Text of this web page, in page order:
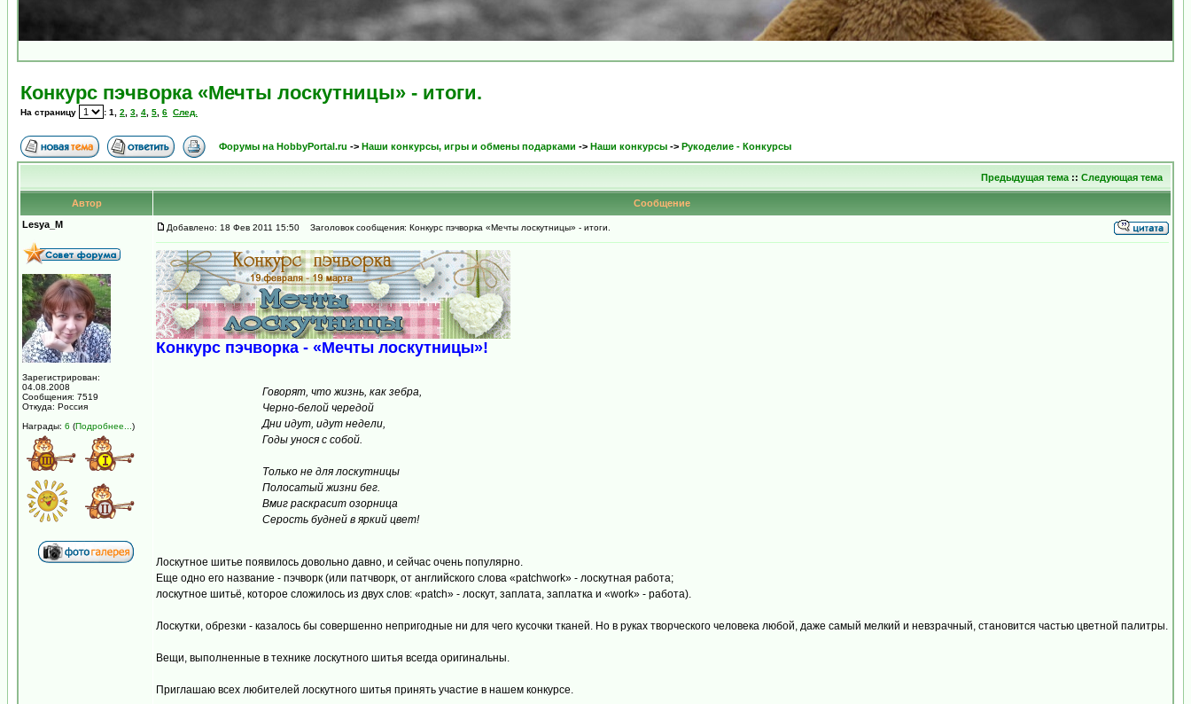
Конкурс пэчворка «Мечты лоскутницы» - итоги.
На страницу : 1 2 3 4 5 6 След.
Форумы на HobbyPortal.ru -> Наши конкурсы, игры и обмены подарками -> Наши конкурсы -> Рукоделие - Конкурсы
Предыдущая тема :: Следующая тема
Автор
Сообщение
Lesya_M
Зарегистрирован:
04.08.2008
Сообщения: 7519
Откуда: Россия
Награды: 6 (Подробнее... )
Добавлено: 18 Фев 2011 15:50 Заголовок сообщения: Конкурс пэчворка «Мечты лоскутницы» - итоги.
Конкурс пэчворка - «Мечты лоскутницы»!
Говорят, что жизнь, как зебра,
Черно-белой чередой
Дни идут, идут недели,
Годы унося с собой.
Только не для лоскутницы
Полосатый жизни бег.
Вмиг раскрасит озорница
Серость будней в яркий цвет!
Лоскутное шитье появилось довольно давно, и сейчас очень популярно.
Еще одно его название - пэчворк (или патчворк, от английского слова «patchwork» - лоскутная работа;
лоскутное шитьё, которое сложилось из двух слов: «patch» - лоскут, заплата, заплатка и «work» - работа).
Лоскутки, обрезки - казалось бы совершенно непригодные ни для чего кусочки тканей. Но в руках творческого человека любой, даже самый мелкий и невзрачный, становится частью цветной палитры.
Вещи, выполненные в технике лоскутного шитья всегда оригинальны.
Приглашаю всех любителей лоскутного шитья принять участие в нашем конкурсе.